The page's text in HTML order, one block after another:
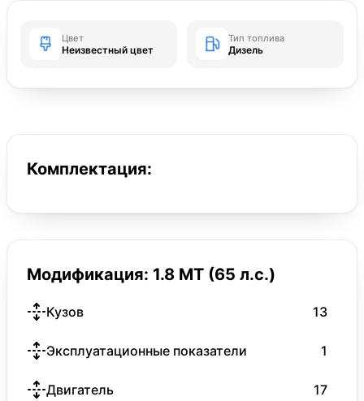
Цвет
Неизвестный цвет
Тип топлива
Дизель
Комплектация:
Модификация: 1.8 MT (65 л.с.)
Кузов 13
Эксплуатационные показатели 1
Двигатель 17